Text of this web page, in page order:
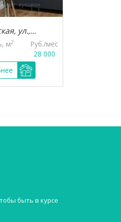
ул.,...
м2
Руб./мес
28 000
быть в курсе